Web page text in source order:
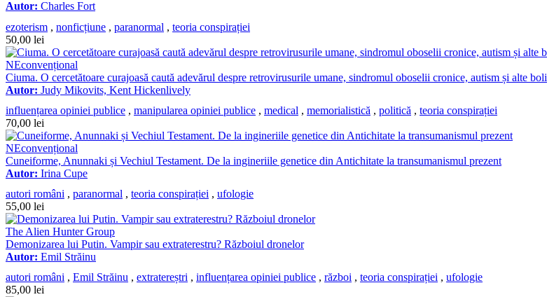
Autor: Charles Fort
ezoterism , nonficțiune , paranormal , teoria conspirației
50,00 lei
NEconvențional
Ciuma. O cercetătoare curajoasă caută adevărul despre retrovirusurile umane, sindromul oboselii cronice, autism și alte boli
Autor: Judy Mikovits, Kent Hickenlively
influențarea opiniei publice , manipularea opiniei publice , medical , memorialistică , politică , teoria conspirației
70,00 lei
NEconvențional
Cuneiforme, Anunnaki și Vechiul Testament. De la ingineriile genetice din Antichitate la transumanismul prezent
Autor: Irina Cupe
autori români , paranormal , teoria conspirației , ufologie
55,00 lei
The Alien Hunter Group
Demonizarea lui Putin. Vampir sau extraterestru? Războiul dronelor
Autor: Emil Străinu
autori români , Emil Străinu , extratereștri , influențarea opiniei publice , război , teoria conspirației , ufologie
85,00 lei